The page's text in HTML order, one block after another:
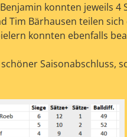
konnten jeweils 4
Tim Bärhausen teilen
konnten ebenfalls
Saisonabschluss,